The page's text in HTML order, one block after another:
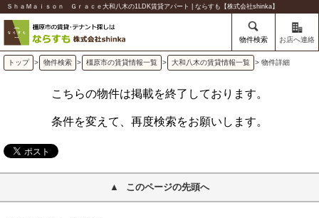
ＳｈａＭａｉｓｏｎ Ｇｒａｃｅ大和八木の1LDK賃貸アパート | ならすも【株式会社shinka】
物件検索 お店へ連絡
トップ > 物件検索 > 橿原市の賃貸情報一覧 > 大和八木の賃貸情報一覧 > 物件詳細
こちらの物件は掲載を終了しております。
条件を変えて、再度検索をお願いします。
このページの先頭へ